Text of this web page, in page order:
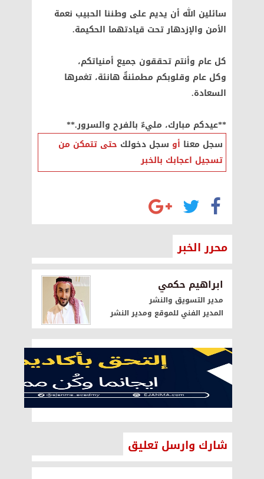
سائلين الله أن يديم على وطننا الحبيب نعمة
الأمن والإزدهار تحت قيادتهما الحكيمة.
كل عام وأنتم تحققون جميع أمنياتكم،
وكل عام وقلوبكم مطمئنةٌ هانئة، تغمرها
السعادة.
**عيدكم مبارك، مليءٌ بالفرح والسرور.**
سجل معنا أو سجل دخولك حتى تتمكن من
تسجيل اعجابك بالخبر
محرر الخبر
ابراهيم حكمي
مدير التسويق والنشر
المدير الفني للموقع ومدير النشر
شارك وارسل تعليق